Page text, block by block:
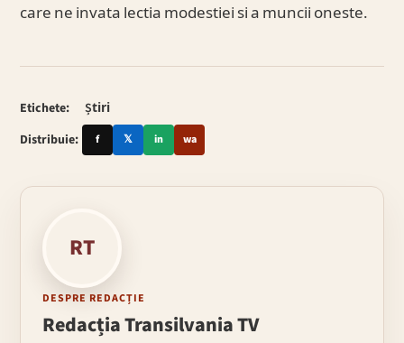
care ne invata lectia modestiei si a muncii oneste.
Etichete:
Știri
Distribuie:
f 𝕏 in wa
RT
DESPRE REDACȚIE
Redacția Transilvania TV